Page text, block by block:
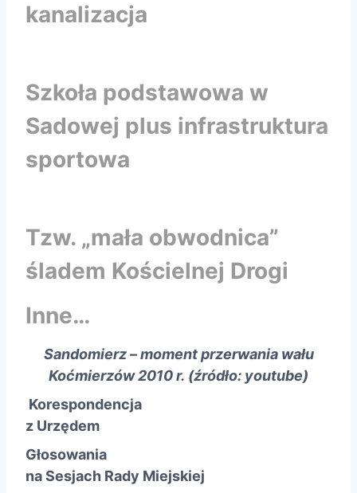
kanalizacja
Szkoła podstawowa w
Sadowej plus infrastruktura
sportowa
Tzw. „mała obwodnica”
śladem Kościelnej Drogi
Inne…
Sandomierz – moment przerwania wału
Koćmierzów 2010 r. (źródło: youtube)
Korespondencja
z Urzędem
Głosowania
na Sesjach Rady Miejskiej